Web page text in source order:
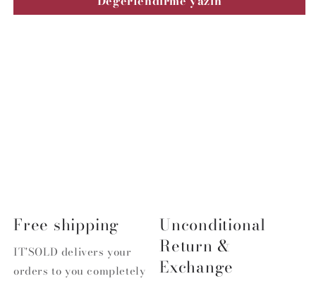
Free shipping
IT'SOLD delivers your
orders to you completely
Unconditional
Return &
Exchange